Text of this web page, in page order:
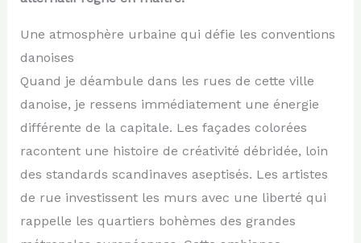
Une atmosphère urbaine qui défie les conventions
danoises
Quand je déambule dans les rues de cette ville
danoise, je ressens immédiatement une énergie
différente de la capitale. Les façades colorées
racontent une histoire de créativité débridée, loin
des standards scandinaves aseptisés. Les artistes
de rue investissent les murs avec une liberté qui
rappelle les quartiers bohèmes des grandes